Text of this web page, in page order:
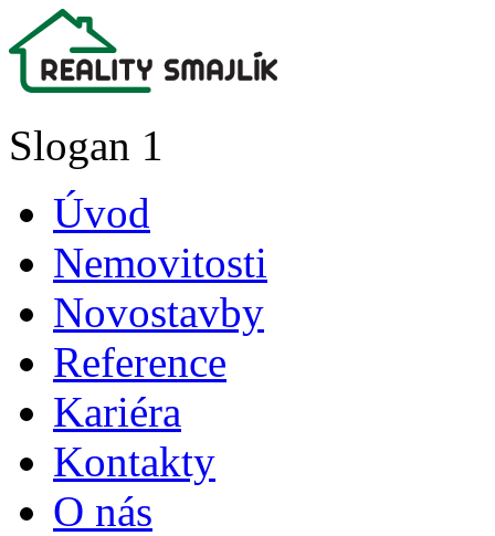
Slogan 1
Úvod
Nemovitosti
Novostavby
Reference
Kariéra
Kontakty
O nás